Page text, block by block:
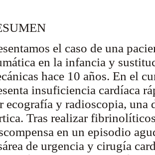
el caso de una
en la infancia y
hace 10 años. En el
insuficiencia cardíaca
ecografía y radioscopia,
Tras realizar
en un episodio
de urgencia y cirugía